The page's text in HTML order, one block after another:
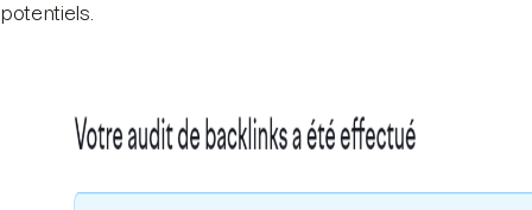
potentiels.